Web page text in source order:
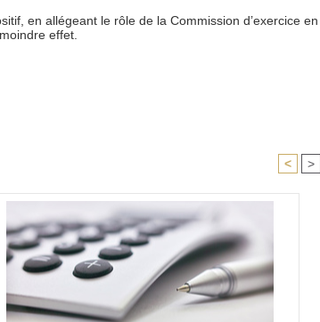
en allégeant le rôle de la Commission d’exercice en
effet.
< >